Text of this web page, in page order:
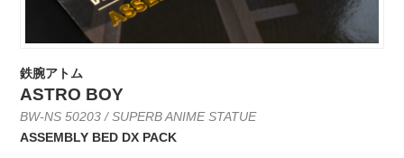
鉄腕アトム
ASTRO BOY
BW-NS 50203 / SUPERB ANIME STATUE
ASSEMBLY BED DX PACK